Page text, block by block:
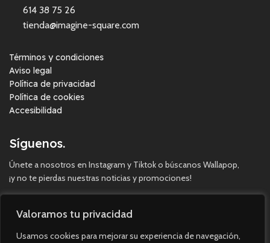
Valoramos tu privacidad
Usamos cookies para mejorar su experiencia de navegación,
614 38 75 26
tienda@imagine-square.com
Términos y condiciones
Aviso legal
Política de privacidad
Política de cookies
Accesibilidad
Síguenos.
Únete a nosotros en Instagram y Tiktok o búscanos Wallapop,
¡y no te pierdas nuestras noticias y promociones!